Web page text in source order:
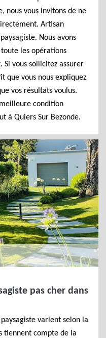
nous vous invitons de ne
Artisan
Nous avons
les opérations
Si vous sollicitez assurer
que vous nous expliquez
vos résultats voulus.
condition
à Quiers Sur Bezonde.
pas cher dans
varient selon la
tiennent compte de la